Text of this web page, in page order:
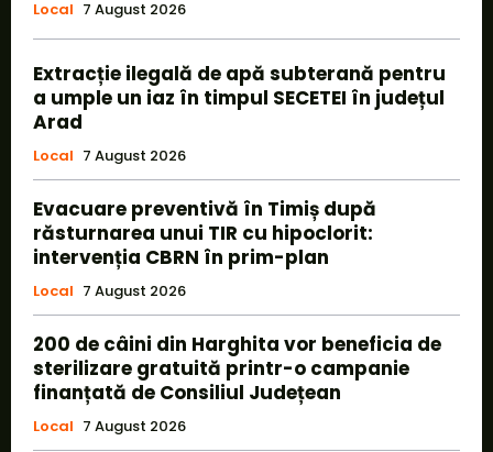
Local 7 August 2026
Extracție ilegală de apă subterană pentru
a umple un iaz în timpul SECETEI în județul
Arad
Local 7 August 2026
Evacuare preventivă în Timiș după
răsturnarea unui TIR cu hipoclorit:
intervenția CBRN în prim-plan
Local 7 August 2026
200 de câini din Harghita vor beneficia de
sterilizare gratuită printr-o campanie
finanțată de Consiliul Județean
Local 7 August 2026